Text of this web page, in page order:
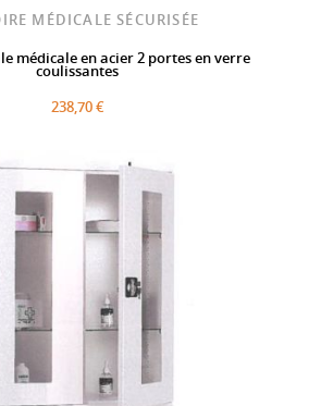
MÉDICALE SÉCURISÉE
médicale en acier 2 portes en verre
coulissantes
238,70 €